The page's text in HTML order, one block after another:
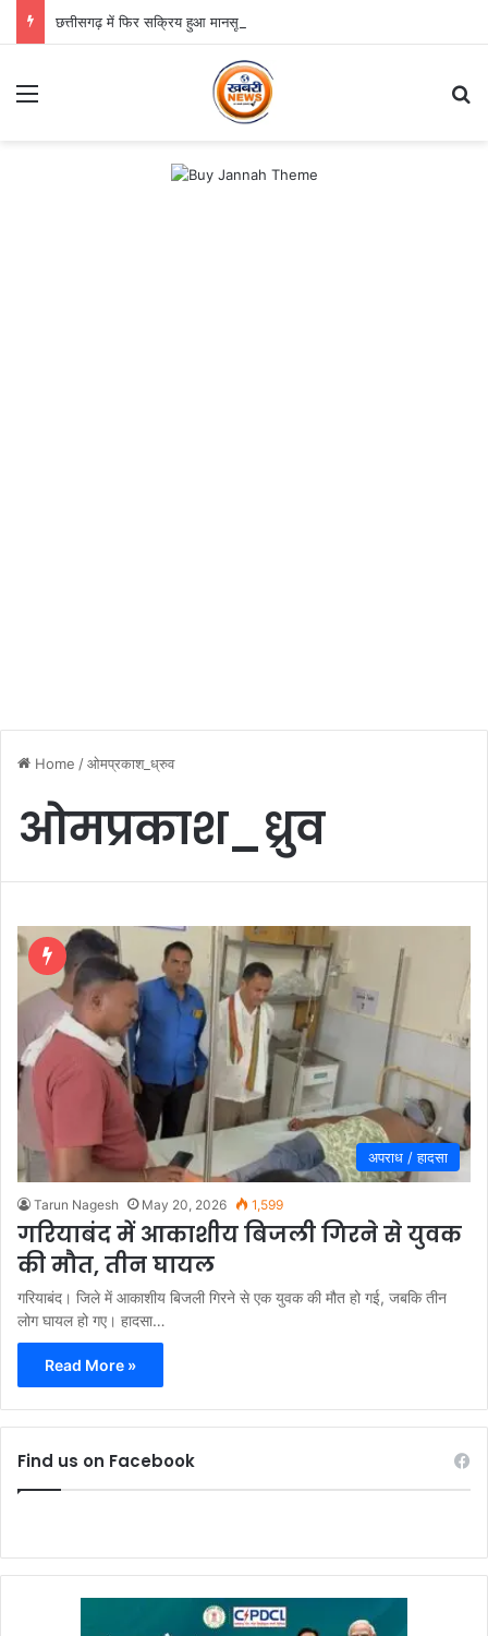
छत्तीसगढ़ में फिर सक्रिय हुआ मानसून, अगले तीन दिन भारी बारिश का अलर्ट
Home /ओमप्रकाश_ध्रुव
ओमप्रकाश_ध्रुव
अपराध / हादसा
Tarun Nagesh May 20, 2026 1,599
गरियाबंद में आकाशीय बिजली गिरने से युवक
की मौत, तीन घायल
गरियाबंद। जिले में आकाशीय बिजली गिरने से एक युवक की मौत हो गई, जबकि तीन
लोग घायल हो गए। हादसा…
Read More »
Find us on Facebook